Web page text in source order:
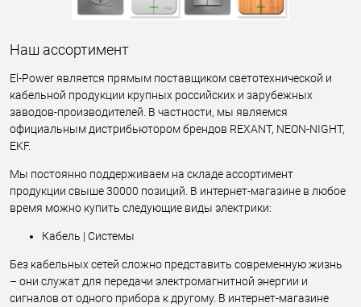
Наш ассортимент
El-Power является прямым поставщиком светотехнической и
кабельной продукции крупных российских и зарубежных
заводов-производителей. В частности, мы являемся
официальным дистрибьютором брендов REXANT, NEON-NIGHT,
EKF.
Мы постоянно поддерживаем на складе ассортимент
продукции свыше 30000 позиций. В интернет-магазине в любое
время можно купить следующие виды электрики:
Кабель | Системы
Без кабельных сетей сложно представить современную жизнь
– они служат для передачи электромагнитной энергии и
сигналов от одного прибора к другому. В интернет-магазине